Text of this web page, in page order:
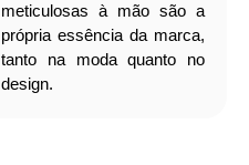
meticulosas à mão são a
própria essência da marca,
tanto na moda quanto no
design.